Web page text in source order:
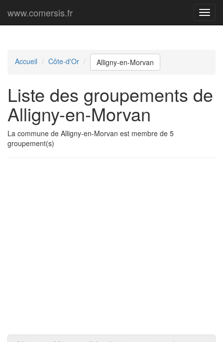
Menu
www.comersis.fr
Accueil Côte-d'Or Alligny-en-Morvan
Liste des groupements de
Alligny-en-Morvan
La commune de Alligny-en-Morvan est membre de 5
groupement(s)